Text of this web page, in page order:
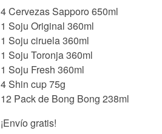
4 Cervezas Sapporo 650ml
1 Soju Original 360ml
1 Soju ciruela 360ml
1 Soju Toronja 360ml
1 Soju Fresh 360ml
4 Shin cup 75g
12 Pack de Bong Bong 238ml
¡Envío gratis!